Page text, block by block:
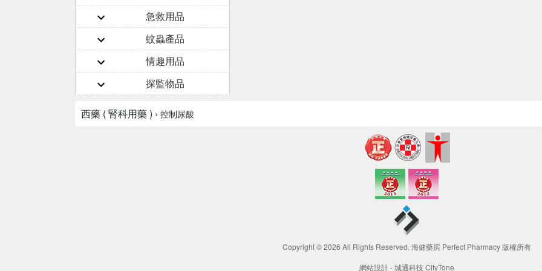
急救用品
蚊蟲產品
情趣用品
探監物品
西藥 ( 腎科用藥 ) › 控制尿酸
Copyright © 2026 All Rights Reserved. 海健藥房 Perfect Pharmacy 版權所有
網站設計 -城通科技 CityTone